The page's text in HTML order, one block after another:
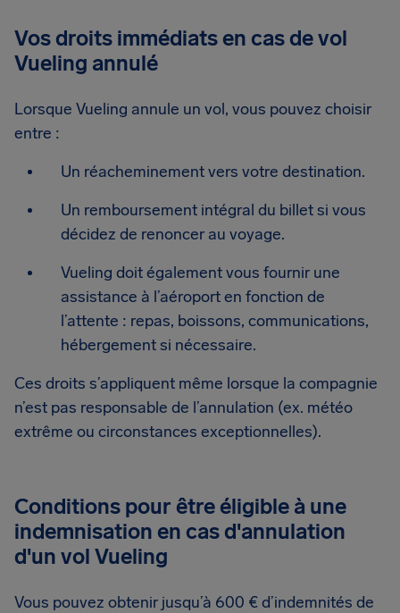
Vos droits immédiats en cas de vol
Vueling annulé
Lorsque Vueling annule un vol, vous pouvez choisir
entre :
Un réacheminement vers votre destination.
Un remboursement intégral du billet si vous
décidez de renoncer au voyage.
Vueling doit également vous fournir une
assistance à l’aéroport en fonction de
l’attente : repas, boissons, communications,
hébergement si nécessaire.
Ces droits s’appliquent même lorsque la compagnie
n’est pas responsable de l’annulation (ex. météo
extrême ou circonstances exceptionnelles).
Conditions pour être éligible à une
indemnisation en cas d'annulation
d'un vol Vueling
Vous pouvez obtenir jusqu’à 600 € d’indemnités de